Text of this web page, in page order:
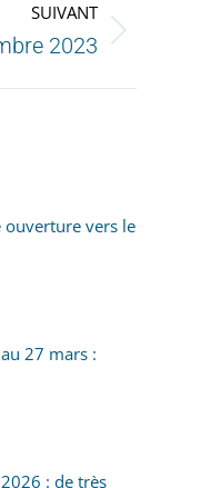
SUIVANT
2023
ouverture vers le
27 mars :
: de très